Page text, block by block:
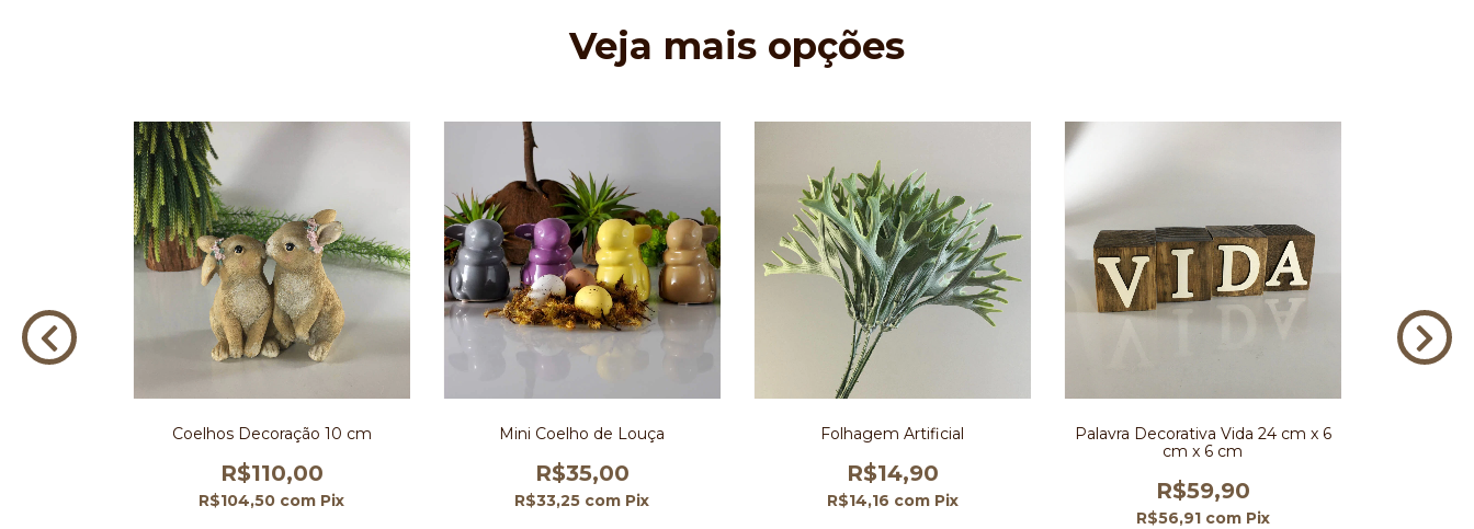
Veja mais opções
Coelhos Decoração 10 cm
R$110,00
R$104,50 com Pix
Mini Coelho de Louça
R$35,00
R$33,25 com Pix
Folhagem Artificial
R$14,90
R$14,16 com Pix
Palavra Decorativa Vida 24 cm x 6
cm x 6 cm
R$59,90
R$56,91 com Pix